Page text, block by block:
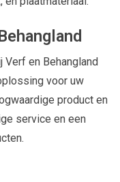
Verf en Behangland
voor uw
product en
service en een